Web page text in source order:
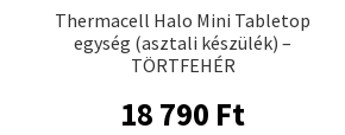
Thermacell Halo Mini Tabletop
egység (asztali készülék) –
TÖRTFEHÉR
18 790 Ft